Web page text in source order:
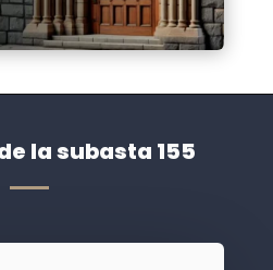
la subasta 155